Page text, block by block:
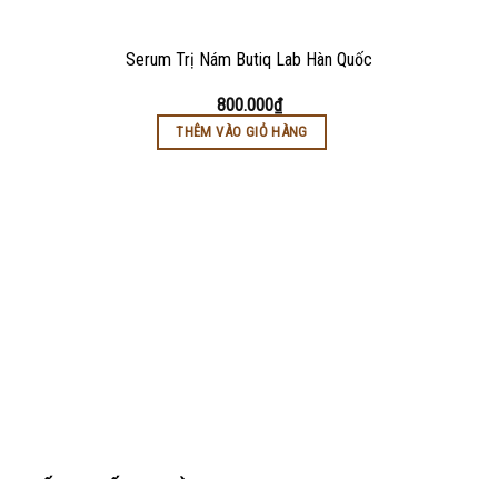
Serum Trị Nám Butiq Lab Hàn Quốc
800.000₫
THÊM VÀO GIỎ HÀNG